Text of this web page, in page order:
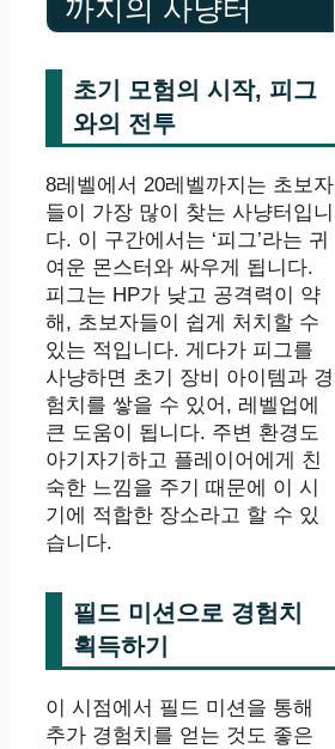
까지의 사냥터
초기 모험의 시작, 피그
와의 전투
8레벨에서 20레벨까지는 초보자
들이 가장 많이 찾는 사냥터입니
다. 이 구간에서는 ‘피그’라는 귀
여운 몬스터와 싸우게 됩니다.
피그는 HP가 낮고 공격력이 약
해, 초보자들이 쉽게 처치할 수
있는 적입니다. 게다가 피그를
사냥하면 초기 장비 아이템과 경
험치를 쌓을 수 있어, 레벨업에
큰 도움이 됩니다. 주변 환경도
아기자기하고 플레이어에게 친
숙한 느낌을 주기 때문에 이 시
기에 적합한 장소라고 할 수 있
습니다.
필드 미션으로 경험치
획득하기
이 시점에서 필드 미션을 통해
추가 경험치를 얻는 것도 좋은